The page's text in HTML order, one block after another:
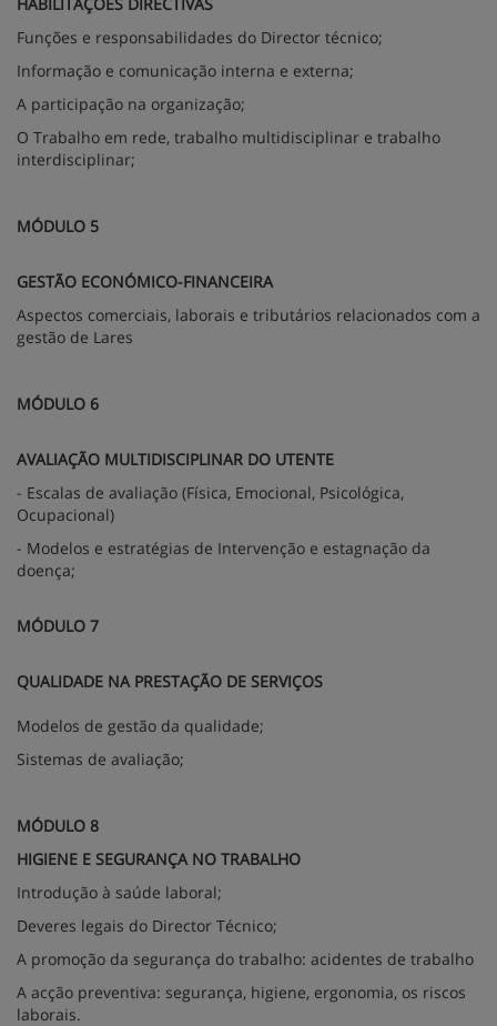
Funções e responsabilidades do Director técnico;
Informação e comunicação interna e externa;
A participação na organização;
O Trabalho em rede, trabalho multidisciplinar e trabalho
interdisciplinar;
MÓDULO 5
GESTÃO ECONÓMICO-FINANCEIRA
Aspectos comerciais, laborais e tributários relacionados com a
gestão de Lares
MÓDULO 6
AVALIAÇÃO MULTIDISCIPLINAR DO UTENTE
- Escalas de avaliação (Física, Emocional, Psicológica,
Ocupacional)
- Modelos e estratégias de Intervenção e estagnação da
doença;
MÓDULO 7
QUALIDADE NA PRESTAÇÃO DE SERVIÇOS
Modelos de gestão da qualidade;
Sistemas de avaliação;
MÓDULO 8
HIGIENE E SEGURANÇA NO TRABALHO
Introdução à saúde laboral;
Deveres legais do Director Técnico;
A promoção da segurança do trabalho: acidentes de trabalho
A acção preventiva: segurança, higiene, ergonomia, os riscos
laborais.